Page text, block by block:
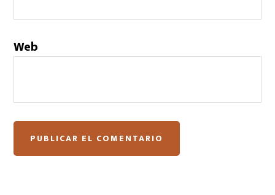
Web